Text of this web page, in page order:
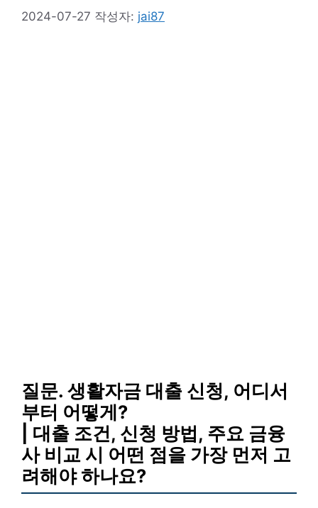
2024-07-27 작성자: jai87
질문. 생활자금 대출 신청, 어디서
부터 어떻게?
| 대출 조건, 신청 방법, 주요 금융
사 비교 시 어떤 점을 가장 먼저 고
려해야 하나요?